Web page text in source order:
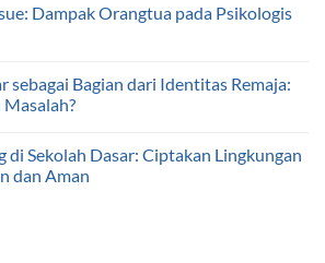
Dampak Orangtua pada Psikologis
sebagai Bagian dari Identitas Remaja:
di Sekolah Dasar: Ciptakan Lingkungan
dan Aman